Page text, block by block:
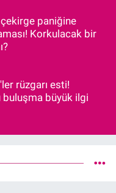
paniğine
Korkulacak bir
rüzgarı esti!
büyük ilgi